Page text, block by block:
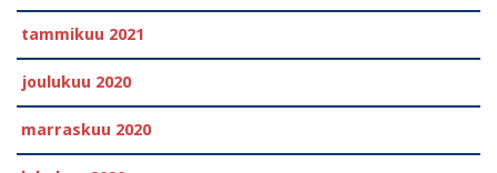
tammikuu 2021
joulukuu 2020
marraskuu 2020